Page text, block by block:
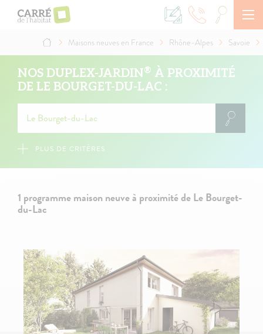
contenu
d'Ariane
Maisons neuves en France Rhône-Alpes Savoie
NOS DUPLEX-JARDIN® À PROXIMITÉ
DE LE BOURGET-DU-LAC :
PLUS DE CRITÈRES
1 programme maison neuve à proximité de Le Bourget-
du-Lac